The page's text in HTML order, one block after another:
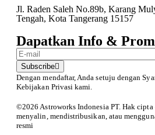
Jl. Raden Saleh No.89b, Karang
Tengah, Kota Tangerang 15157
Dapatkan Info &
Subscribe
Dengan mendaftar, Anda setuju dengan
Kebijakan Privasi kami.
©️2026 Astroworks Indonesia PT. Hak cipta
menyalin, mendistribusikan, atau
resmi